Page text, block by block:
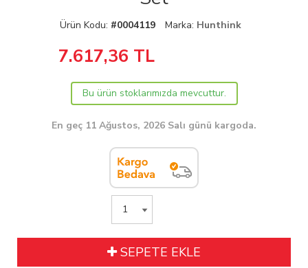
Ürün Kodu: #0004119 Marka: Hunthink
7.617,36 TL
Bu ürün stoklarımızda mevcuttur.
En geç 11 Ağustos, 2026 Salı günü kargoda.
SEPETE EKLE